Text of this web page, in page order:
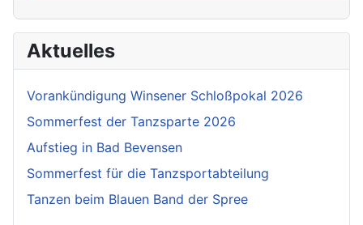
Aktuelles
Vorankündigung Winsener Schloßpokal 2026
Sommerfest der Tanzsparte 2026
Aufstieg in Bad Bevensen
Sommerfest für die Tanzsportabteilung
Tanzen beim Blauen Band der Spree